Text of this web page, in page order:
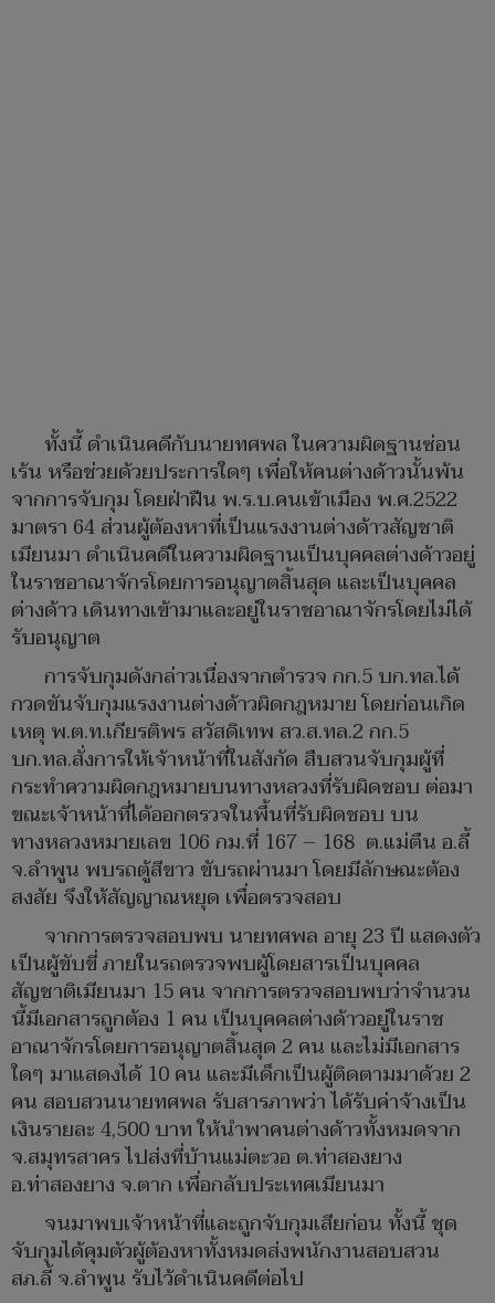
ทั้งนี้ ดำเนินคดีกับนายทศพล ในความผิดฐานซ่อน
เร้น หรือช่วยด้วยประการใดๆ เพื่อให้คนต่างด้าวนั้นพ้น
จากการจับกุม โดยฝ่าฝืน พ.ร.บ.คนเข้าเมือง พ.ศ.2522
มาตรา 64 ส่วนผู้ต้องหาที่เป็นแรงงานต่างด้าวสัญชาติ
เมียนมา ดำเนินคดีในความผิดฐานเป็นบุคคลต่างด้าวอยู่
ในราชอาณาจักรโดยการอนุญาตสิ้นสุด และเป็นบุคคล
ต่างด้าว เดินทางเข้ามาและอยู่ในราชอาณาจักรโดยไม่ได้
รับอนุญาต
การจับกุมดังกล่าวเนื่องจากตำรวจ กก.5 บก.ทล.ได้
กวดขันจับกุมแรงงานต่างด้าวผิดกฎหมาย โดยก่อนเกิด
เหตุ พ.ต.ท.เกียรติพร สวัสดิเทพ สว.ส.ทล.2 กก.5
บก.ทล.สั่งการให้เจ้าหน้าที่ในสังกัด สืบสวนจับกุมผู้ที่
กระทำความผิดกฎหมายบนทางหลวงที่รับผิดชอบ ต่อมา
ขณะเจ้าหน้าที่ได้ออกตรวจในพื้นที่รับผิดชอบ บน
ทางหลวงหมายเลข 106 กม.ที่ 167 – 168 ต.แม่ตืน อ.ลี้
จ.ลำพูน พบรถตู้สีขาว ขับรถผ่านมา โดยมีลักษณะต้อง
สงสัย จึงให้สัญญาณหยุด เพื่อตรวจสอบ
จากการตรวจสอบพบ นายทศพล อายุ 23 ปี แสดงตัว
เป็นผู้ขับขี่ ภายในรถตรวจพบผู้โดยสารเป็นบุคคล
สัญชาติเมียนมา 15 คน จากการตรวจสอบพบว่าจำนวน
นี้มีเอกสารถูกต้อง 1 คน เป็นบุคคลต่างด้าวอยู่ในราช
อาณาจักรโดยการอนุญาตสิ้นสุด 2 คน และไม่มีเอกสาร
ใดๆ มาแสดงได้ 10 คน และมีเด็กเป็นผู้ติดตามมาด้วย 2
คน สอบสวนนายทศพล รับสารภาพว่า ได้รับค่าจ้างเป็น
เงินรายละ 4,500 บาท ให้นำพาคนต่างด้าวทั้งหมดจาก
จ.สมุทรสาคร ไปส่งที่บ้านแม่ตะวอ ต.ท่าสองยาง
อ.ท่าสองยาง จ.ตาก เพื่อกลับประเทศเมียนมา
จนมาพบเจ้าหน้าที่และถูกจับกุมเสียก่อน ทั้งนี้ ชุด
จับกุมได้คุมตัวผู้ต้องหาทั้งหมดส่งพนักงานสอบสวน
สภ.ลี้ จ.ลำพูน รับไว้ดำเนินคดีต่อไป